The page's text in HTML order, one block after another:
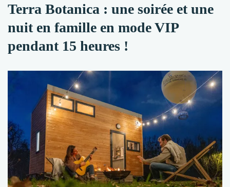
Terra Botanica : une soirée et une
nuit en famille en mode VIP
pendant 15 heures !